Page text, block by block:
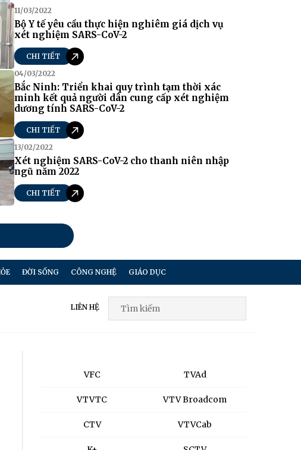
11/03/2022
Bộ Y tế yêu cầu thực hiện nghiêm giá dịch vụ
xét nghiệm SARS-CoV-2
CHI TIẾT
04/03/2022
Bắc Ninh: Triển khai quy trình tạm thời xác
minh kết quả người dân cung cấp xét nghiệm
dương tính SARS-CoV-2
CHI TIẾT
13/02/2022
Xét nghiệm SARS-CoV-2 cho thanh niên nhập
ngũ năm 2022
CHI TIẾT
ĐỜI SỐNG CÔNG NGHỆ GIÁO DỤC
LIÊN HỆ
VFC
VTVTC
CTV
TVAd
VTV Broadcom
VTVCab